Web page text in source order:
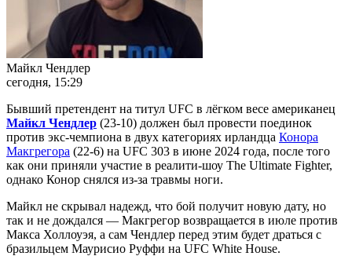
Майкл Чендлер
сегодня, 15:29
Бывший претендент на титул UFC в лёгком весе американец
Майкл Чендлер (23-10) должен был провести поединок
против экс-чемпиона в двух категориях ирландца Конора
Макгрегора (22-6) на UFC 303 в июне 2024 года, после того
как они приняли участие в реалити-шоу The Ultimate Fighter,
однако Конор снялся из-за травмы ноги.
Майкл не скрывал надежд, что бой получит новую дату, но
так и не дождался — Макгрегор возвращается в июле против
Макса Холлоуэя, а сам Чендлер перед этим будет драться с
бразильцем Маурисио Руффи на UFC White House.